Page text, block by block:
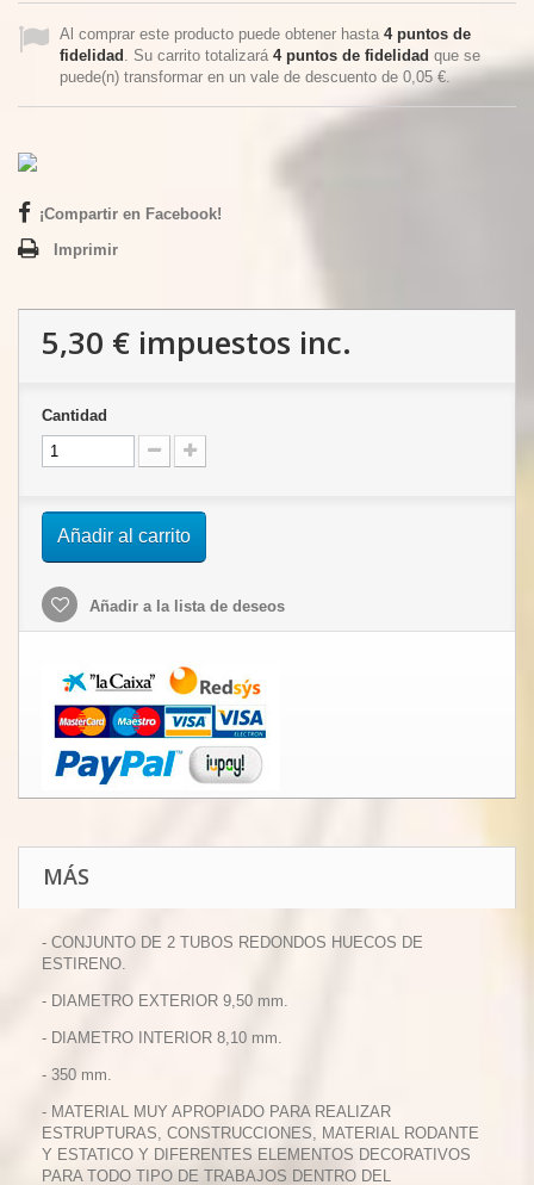
Al comprar este producto puede obtener hasta 4puntos de
fidelidad . Su carrito totalizará 4puntos de fidelidad que se
puede(n) transformar en un vale de descuento de 0,05 €.
¡Compartir en Facebook!
Imprimir
5,30 € impuestos inc.
Cantidad
Añadir al carrito
Añadir a la lista de deseos
MÁS
- CONJUNTO DE 2 TUBOS REDONDOS HUECOS DE
ESTIRENO.
- DIAMETRO EXTERIOR 9,50 mm.
- DIAMETRO INTERIOR 8,10 mm.
- 350 mm.
- MATERIAL MUY APROPIADO PARA REALIZAR
ESTRUPTURAS, CONSTRUCCIONES, MATERIAL RODANTE
Y ESTATICO Y DIFERENTES ELEMENTOS DECORATIVOS
PARA TODO TIPO DE TRABAJOS DENTRO DEL